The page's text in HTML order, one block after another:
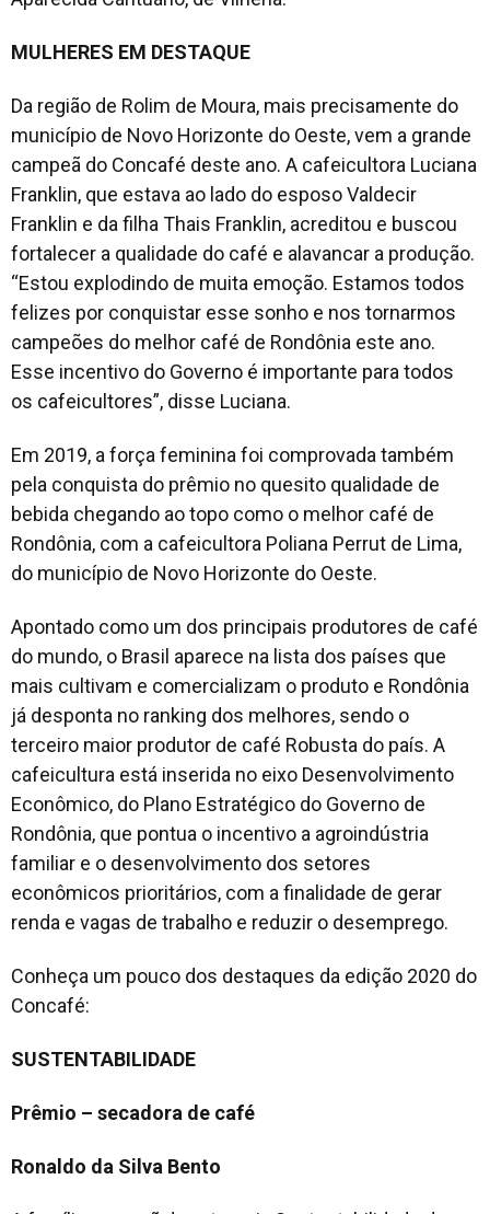
MULHERES EM DESTAQUE
Da região de Rolim de Moura, mais precisamente do
município de Novo Horizonte do Oeste, vem a grande
campeã do Concafé deste ano. A cafeicultora Luciana
Franklin, que estava ao lado do esposo Valdecir
Franklin e da filha Thais Franklin, acreditou e buscou
fortalecer a qualidade do café e alavancar a produção.
“Estou explodindo de muita emoção. Estamos todos
felizes por conquistar esse sonho e nos tornarmos
campeões do melhor café de Rondônia este ano.
Esse incentivo do Governo é importante para todos
os cafeicultores”, disse Luciana.
Em 2019, a força feminina foi comprovada também
pela conquista do prêmio no quesito qualidade de
bebida chegando ao topo como o melhor café de
Rondônia, com a cafeicultora Poliana Perrut de Lima,
do município de Novo Horizonte do Oeste.
Apontado como um dos principais produtores de café
do mundo, o Brasil aparece na lista dos países que
mais cultivam e comercializam o produto e Rondônia
já desponta no ranking dos melhores, sendo o
terceiro maior produtor de café Robusta do país. A
cafeicultura está inserida no eixo Desenvolvimento
Econômico, do Plano Estratégico do Governo de
Rondônia, que pontua o incentivo a agroindústria
familiar e o desenvolvimento dos setores
econômicos prioritários, com a finalidade de gerar
renda e vagas de trabalho e reduzir o desemprego.
Conheça um pouco dos destaques da edição 2020 do
Concafé:
SUSTENTABILIDADE
Prêmio – secadora de café
Ronaldo da Silva Bento